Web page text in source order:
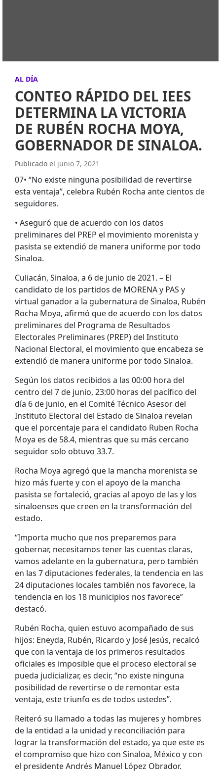
AL DÍA
CONTEO RÁPIDO DEL IEES
DETERMINA LA VICTORIA
DE RUBÉN ROCHA MOYA,
GOBERNADOR DE SINALOA.
Publicado el junio 7, 2021
07• “No existe ninguna posibilidad de revertirse
esta ventaja”, celebra Rubén Rocha ante cientos de
seguidores.
• Aseguró que de acuerdo con los datos
preliminares del PREP el movimiento morenista y
pasista se extendió de manera uniforme por todo
Sinaloa.
Culiacán, Sinaloa, a 6 de junio de 2021. – El
candidato de los partidos de MORENA y PAS y
virtual ganador a la gubernatura de Sinaloa, Rubén
Rocha Moya, afirmó que de acuerdo con los datos
preliminares del Programa de Resultados
Electorales Preliminares (PREP) del Instituto
Nacional Electoral, el movimiento que encabeza se
extendió de manera uniforme por todo Sinaloa.
Según los datos recibidos a las 00:00 hora del
centro del 7 de junio, 23:00 horas del pacífico del
día 6 de junio, en el Comité Técnico Asesor del
Instituto Electoral del Estado de Sinaloa revelan
que el porcentaje para el candidato Ruben Rocha
Moya es de 58.4, mientras que su más cercano
seguidor solo obtuvo 33.7.
Rocha Moya agregó que la mancha morenista se
hizo más fuerte y con el apoyo de la mancha
pasista se fortaleció, gracias al apoyo de las y los
sinaloenses que creen en la transformación del
estado.
“Importa mucho que nos preparemos para
gobernar, necesitamos tener las cuentas claras,
vamos adelante en la gubernatura, pero también
en las 7 diputaciones federales, la tendencia en las
24 diputaciones locales también nos favorece, la
tendencia en los 18 municipios nos favorece”
destacó.
Rubén Rocha, quien estuvo acompañado de sus
hijos: Eneyda, Rubén, Ricardo y José Jesús, recalcó
que con la ventaja de los primeros resultados
oficiales es imposible que el proceso electoral se
pueda judicializar, es decir, “no existe ninguna
posibilidad de revertirse o de remontar esta
ventaja, este triunfo es de todos ustedes”.
Reiteró su llamado a todas las mujeres y hombres
de la entidad a la unidad y reconciliación para
lograr la transformación del estado, ya que este es
el compromiso que hizo con Sinaloa, México y con
el presidente Andrés Manuel López Obrador.